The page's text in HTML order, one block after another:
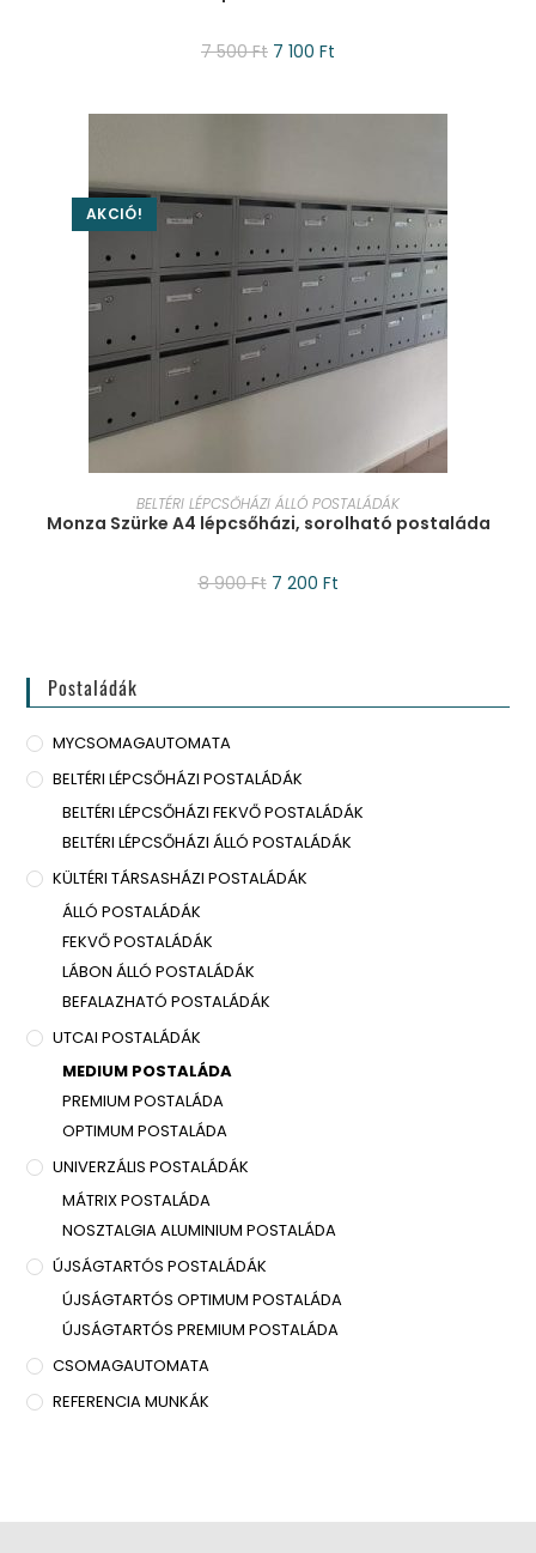
7 500Ft 7 100 Ft
AKCIÓ!
KOSÁRBA TESZEM
BELTÉRI LÉPCSŐHÁZI ÁLLÓ POSTALÁDÁK
Monza Szürke A4 lépcsőházi, sorolható postaláda
8 900Ft 7 200 Ft
Postaládák
MYCSOMAGAUTOMATA
BELTÉRI LÉPCSŐHÁZI POSTALÁDÁK
BELTÉRI LÉPCSŐHÁZI FEKVŐ POSTALÁDÁK
BELTÉRI LÉPCSŐHÁZI ÁLLÓ POSTALÁDÁK
KÜLTÉRI TÁRSASHÁZI POSTALÁDÁK
ÁLLÓ POSTALÁDÁK
FEKVŐ POSTALÁDÁK
LÁBON ÁLLÓ POSTALÁDÁK
BEFALAZHATÓ POSTALÁDÁK
UTCAI POSTALÁDÁK
MEDIUM POSTALÁDA
PREMIUM POSTALÁDA
OPTIMUM POSTALÁDA
UNIVERZÁLIS POSTALÁDÁK
MÁTRIX POSTALÁDA
NOSZTALGIA ALUMINIUM POSTALÁDA
ÚJSÁGTARTÓS POSTALÁDÁK
ÚJSÁGTARTÓS OPTIMUM POSTALÁDA
ÚJSÁGTARTÓS PREMIUM POSTALÁDA
CSOMAGAUTOMATA
REFERENCIA MUNKÁK